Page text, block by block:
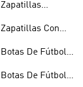
Niñas
Zapatillas
Niños
Zapatillas Con
Niños
Botas De Fútbol
Botas De Fútbol